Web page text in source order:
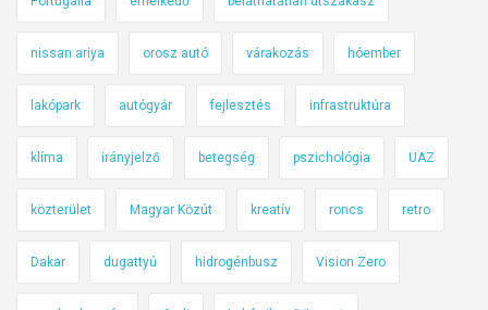
nissan ariya orosz autó várakozás hóember
lakópark autógyár fejlesztés infrastruktúra
klíma irányjelző betegség pszichológia UAZ
közterület Magyar Közút kreatív roncs retro
Dakar dugattyú hidrogénbusz Vision Zero